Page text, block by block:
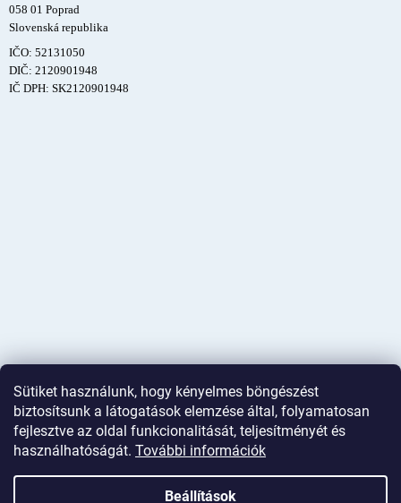
Sütiket használunk, hogy kényelmes böngészést
biztosítsunk a látogatások elemzése által, folyamatosan
fejlesztve az oldal funkcionalitását, teljesítményét és
használhatóságát. További információk
Beállítások
058 01 Poprad
Slovenská republika
IČO: 52131050
DIČ: 2120901948
IČ DPH: SK2120901948